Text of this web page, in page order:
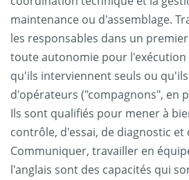
maintenance ou d'assemblage.
les responsables dans un
toute autonomie pour l'exécution
qu'ils interviennent seuls ou
d'opérateurs ("compagnons", en
Ils sont qualifiés pour mener à
contrôle, d'essai, de diagnostic et
Communiquer, travailler en
l'anglais sont des capacités qui